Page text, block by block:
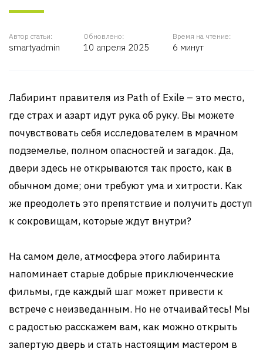
Автор статьи:
smartyadmin
Обновлено:
10 апреля 2025
Время на чтение:
6 минут
Лабиринт правителя из Path of Exile – это место,
где страх и азарт идут рука об руку. Вы можете
почувствовать себя исследователем в мрачном
подземелье, полном опасностей и загадок. Да,
двери здесь не открываются так просто, как в
обычном доме; они требуют ума и хитрости. Как
же преодолеть это препятствие и получить доступ
к сокровищам, которые ждут внутри?
На самом деле, атмосфера этого лабиринта
напоминает старые добрые приключенческие
фильмы, где каждый шаг может привести к
встрече с неизведанным. Но не отчаивайтесь! Мы
с радостью расскажем вам, как можно открыть
запертую дверь и стать настоящим мастером в